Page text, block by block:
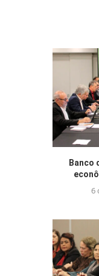
Banco
6